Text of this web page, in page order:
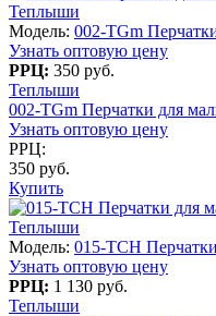
Теплыши
Модель: 002-TGm
Узнать оптовую цену
РРЦ: 350 руб.
Теплыши
002-TGm Перчатки для
Узнать оптовую цену
РРЦ:
350 руб.
Купить
Теплыши
Модель: 015-TCH
Узнать оптовую цену
РРЦ: 1 130 руб.
Теплыши